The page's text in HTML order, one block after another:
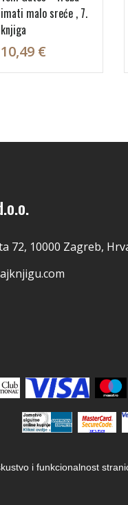
imati malo sreće , 7.
knjiga
10,49 €
72, 10000 Zagreb,
i funkcionalnost